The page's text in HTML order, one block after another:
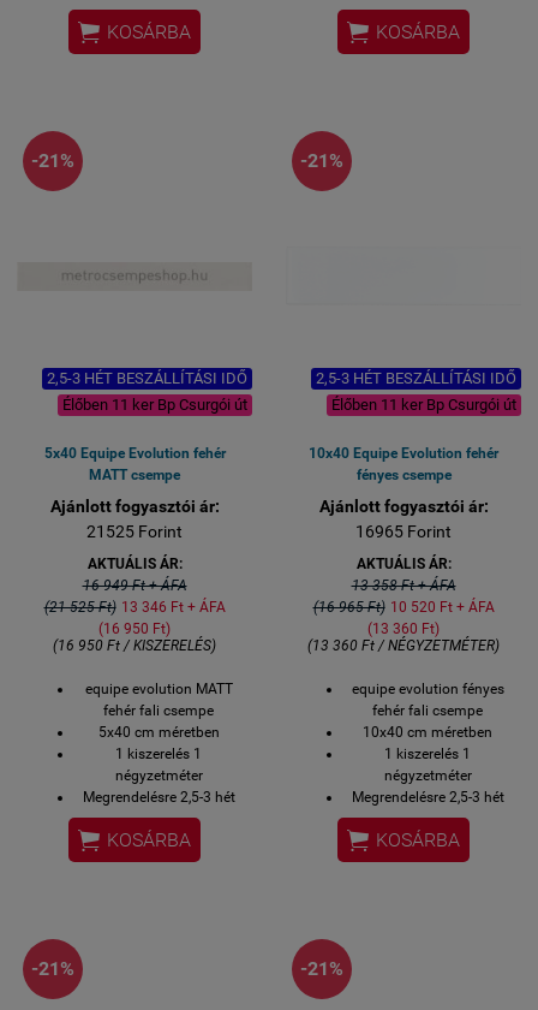
négyzetméter)
Megrendelésre szállítjuk
1,5-3 hét alatt az Equipe
ideje az Ön által megjelölt
kiszereléstől is.
 KOSÁRBA
Megrendelésre szállítjuk
1,5-3 hét alatt az Equipe
gyárából közvetlenül
ideje az Ön által megjelölt
 KOSÁRBA
-21%
2,5-3 HÉT BESZÁLLÍTÁSI IDŐ
Élőben 11 ker Bp Csurgói út
5x40 Equipe Evolution fehér
MATT csempe
Ajánlott fogyasztói ár:
21525 Forint
AKTUÁLIS ÁR:
16 949 Ft + ÁFA
(21 525 Ft) 13 346 Ft + ÁFA
(16 950 Ft)
(16 950 Ft / KISZERELÉS)
equipe evolution MATT
fehér fali csempe
5x40 cm méretben
1 kiszerelés 1
négyzetméter
Megrendelésre 2,5-3 hét
átadási idő
 KOSÁRBA
-21%
2,5-3 HÉT BESZÁLLÍTÁSI IDŐ
Élőben 11 ker Bp Csurgói út
10x40 Equipe Evolution fehér
fényes csempe
Ajánlott fogyasztói ár:
16965 Forint
AKTUÁLIS ÁR:
13 358 Ft + ÁFA
(16 965 Ft) 10 520 Ft + ÁFA
(13 360 Ft)
(13 360 Ft / NÉGYZETMÉTER)
equipe evolution fényes
fehér fali csempe
10x40 cm méretben
1 kiszerelés 1
négyzetméter
Megrendelésre 2,5-3 hét
átadási idő
 KOSÁRBA
-21% -21%